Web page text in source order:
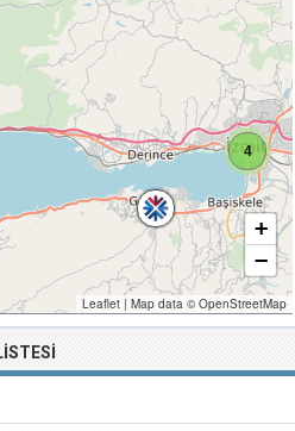
4
+
−
Leaflet | Map data ©OpenStreetMap